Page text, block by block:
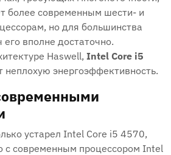
более современным шести- и
но для большинства
вполне достаточно.
Haswell, Intel Core i5
неплохую энергоэффективность.
устарел Intel Core i5 4570,
с современным процессором Intel